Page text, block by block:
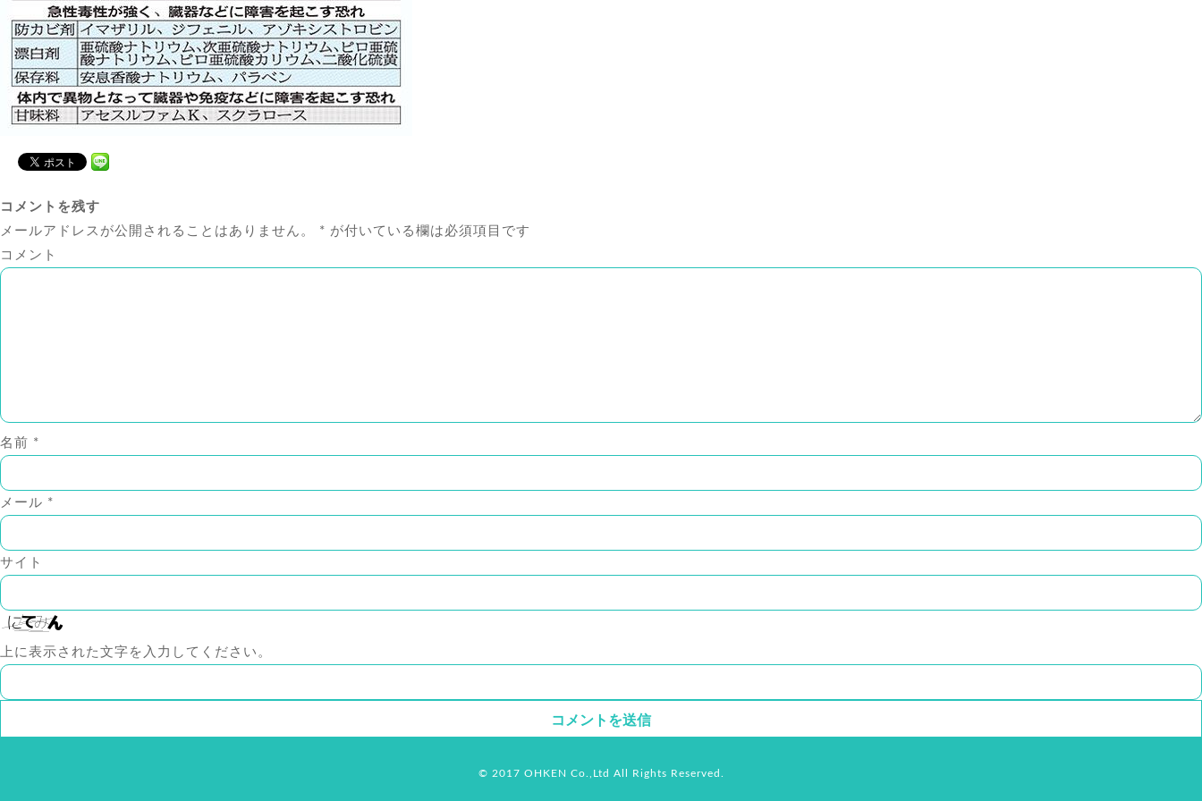
コメントを残す
メールアドレスが公開されることはありません。
* が付いている欄は必須項目です
コメント
名前 *
メール *
サイト
上に表示された文字を入力してください。
© 2017 OHKEN Co.,Ltd All Rights Reserved.